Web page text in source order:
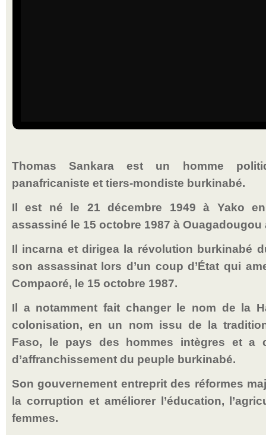
Thomas Sankara est un homme
panafricaniste et tiers-mondiste burkinabé.
Il est né le 21 décembre 1949 à Yako
assassiné le 15 octobre 1987 à
Il incarna et dirigea la révolution burkinabé
son assassinat lors d’un coup d’État qui
Compaoré, le 15 octobre 1987.
Il a notamment fait changer le nom de la
colonisation, en un nom issu de la
Faso, le pays des hommes intègres et a
d’affranchissement du peuple burkinabé.
Son gouvernement entreprit des réformes
la corruption et améliorer l’éducation,
femmes.